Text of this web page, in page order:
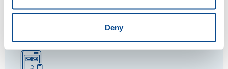
Deny